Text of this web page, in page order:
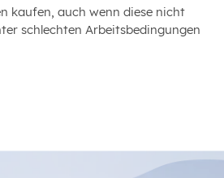
kaufen, auch wenn diese nicht
schlechten Arbeitsbedingungen